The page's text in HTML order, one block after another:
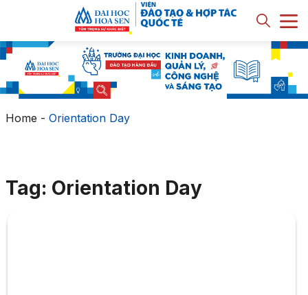
Home - Orientation Day
Tag: Orientation Day